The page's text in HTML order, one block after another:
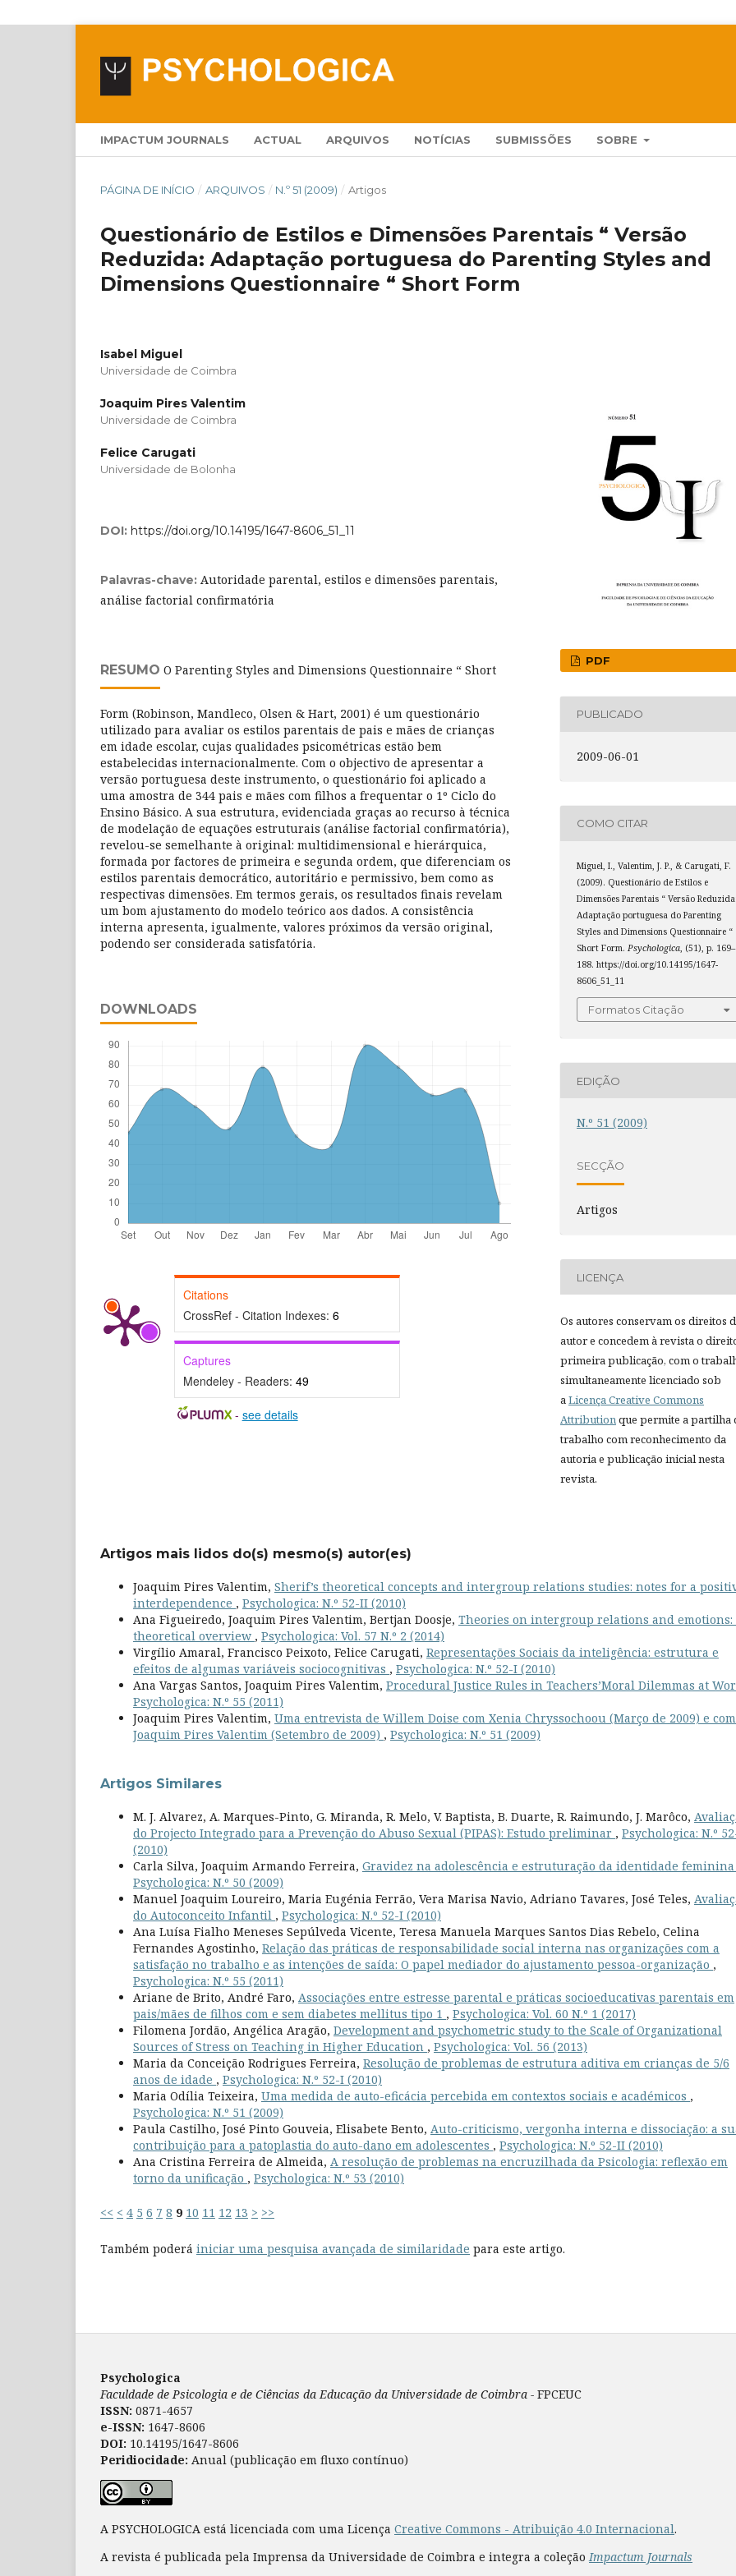
IMPACTUM JOURNALS ACTUAL ARQUIVOS NOTÍCIAS SUBMISSÕES SOBRE
PÁGINA DE INÍCIO / ARQUIVOS / N.º 51 (2009) / Artigos
Questionário de Estilos e Dimensões Parentais “ Versão
Reduzida: Adaptação portuguesa do Parenting Styles and
Dimensions Questionnaire “ Short Form
Isabel Miguel
Universidade de Coimbra
Joaquim Pires Valentim
Universidade de Coimbra
Felice Carugati
Universidade de Bolonha
DOI: https://doi.org/10.14195/1647-8606_51_11
Palavras-chave: Autoridade parental, estilos e dimensões parentais,
análise factorial confirmatória
RESUMO O Parenting Styles and Dimensions Questionnaire “ Short
Form (Robinson, Mandleco, Olsen & Hart, 2001) é um questionário
utilizado para avaliar os estilos parentais de pais e mães de crianças
em idade escolar, cujas qualidades psicométricas estão bem
estabelecidas internacionalmente. Com o objectivo de apresentar a
versão portuguesa deste instrumento, o questionário foi aplicado a
uma amostra de 344 pais e mães com filhos a frequentar o 1º Ciclo do
Ensino Básico. A sua estrutura, evidenciada graças ao recurso à técnica
de modelação de equações estruturais (análise factorial confirmatória),
revelou-se semelhante à original: multidimensional e hierárquica,
formada por factores de primeira e segunda ordem, que diferenciam os
estilos parentais democrático, autoritário e permissivo, bem como as
respectivas dimensões. Em termos gerais, os resultados finais revelam
um bom ajustamento do modelo teórico aos dados. A consistência
interna apresenta, igualmente, valores próximos da versão original,
podendo ser considerada satisfatória.
DOWNLOADS
Citations
CrossRef - Citation Indexes: 6
Captures
Mendeley - Readers: 49
- see details
PDF
PUBLICADO
2009-06-01
COMO CITAR
Miguel, I., Valentim, J. P., & Carugati, F.
(2009). Questionário de Estilos e
Dimensões Parentais “ Versão Reduzida:
Adaptação portuguesa do Parenting
Styles and Dimensions Questionnaire “
Short Form. Psychologica , (51), p. 169–
188. https://doi.org/10.14195/1647-
8606_51_11
Formatos Citação
EDIÇÃO
N.º 51 (2009)
SECÇÃO
Artigos
LICENÇA
Os autores conservam os direitos
autor e concedem à revista o
primeira publicação, com o
simultaneamente licenciado sob
aLicença Creative Commons
Attributionque permite a partilha
trabalho com reconhecimento da
autoria e publicação inicial nesta
revista.
Artigos mais lidos do(s) mesmo(s) autor(es)
Joaquim Pires Valentim, Sherif’s theoretical concepts and intergroup relations studies: notes for a
interdependence , Psychologica: N.º 52-II (2010)
Ana Figueiredo, Joaquim Pires Valentim, Bertjan Doosje, Theories on intergroup relations and emotions:
theoretical overview , Psychologica: Vol. 57 N.º 2 (2014)
Virgílio Amaral, Francisco Peixoto, Felice Carugati, Representações Sociais da inteligência: estrutura e
efeitos de algumas variáveis sociocognitivas , Psychologica: N.º 52-I (2010)
Ana Vargas Santos, Joaquim Pires Valentim, Procedural Justice Rules in Teachers’Moral Dilemmas at
Psychologica: N.º 55 (2011)
Joaquim Pires Valentim, Uma entrevista de Willem Doise com Xenia Chryssochoou (Março de 2009) e com
Joaquim Pires Valentim (Setembro de 2009) , Psychologica: N.º 51 (2009)
Artigos Similares
M. J. Alvarez, A. Marques-Pinto, G. Miranda, R. Melo, V. Baptista, B. Duarte, R. Raimundo, J. Marôco,
do Projecto Integrado para a Prevenção do Abuso Sexual (PIPAS): Estudo preliminar , Psychologica: N.º
(2010)
Carla Silva, Joaquim Armando Ferreira, Gravidez na adolescência e estruturação da identidade feminina
Psychologica: N.º 50 (2009)
Manuel Joaquim Loureiro, Maria Eugénia Ferrão, Vera Marisa Navio, Adriano Tavares, José Teles,
do Autoconceito Infantil , Psychologica: N.º 52-I (2010)
Ana Luísa Fialho Meneses Sepúlveda Vicente, Teresa Manuela Marques Santos Dias Rebelo, Celina
Fernandes Agostinho, Relação das práticas de responsabilidade social interna nas organizações com a
satisfação no trabalho e as intenções de saída: O papel mediador do ajustamento pessoa-organização ,
Psychologica: N.º 55 (2011)
Ariane de Brito, André Faro, Associações entre estresse parental e práticas socioeducativas parentais em
pais/mães de filhos com e sem diabetes mellitus tipo 1 , Psychologica: Vol. 60 N.º 1 (2017)
Filomena Jordão, Angélica Aragão, Development and psychometric study to the Scale of Organizational
Sources of Stress on Teaching in Higher Education , Psychologica: Vol. 56 (2013)
Maria da Conceição Rodrigues Ferreira, Resolução de problemas de estrutura aditiva em crianças de 5/6
anos de idade , Psychologica: N.º 52-I (2010)
Maria Odília Teixeira, Uma medida de auto-eficácia percebida em contextos sociais e académicos ,
Psychologica: N.º 51 (2009)
Paula Castilho, José Pinto Gouveia, Elisabete Bento, Auto-criticismo, vergonha interna e dissociação: a
contribuição para a patoplastia do auto-dano em adolescentes , Psychologica: N.º 52-II (2010)
Ana Cristina Ferreira de Almeida, A resolução de problemas na encruzilhada da Psicologia: reflexão em
torno da unificação , Psychologica: N.º 53 (2010)
<< < 4 5 6 7 8 9 10 11 12 13 > >>
Também poderá iniciar uma pesquisa avançada de similaridade para este artigo.
Psychologica
Faculdade de Psicologia e de Ciências da Educação da Universidade de Coimbra - FPCEUC
ISSN: 0871-4657
e-ISSN: 1647-8606
DOI: 10.14195/1647-8606
Peridiocidade: Anual (publicação em fluxo contínuo)
A PSYCHOLOGICA está licenciada com uma Licença Creative Commons - Atribuição 4.0 Internacional.
A revista é publicada pela Imprensa da Universidade de Coimbra e integra a coleçãoImpactum Journals